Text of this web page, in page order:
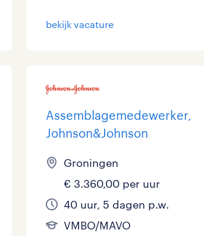
bekijk vacature
Assemblagemedewerker,
Johnson&Johnson
Groningen
€ 3.360,00 per uur
40 uur, 5 dagen p.w.
VMBO/MAVO